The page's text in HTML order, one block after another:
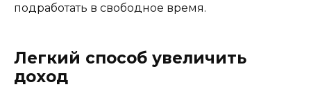
подработать в свободное время.
Легкий способ увеличить
доход